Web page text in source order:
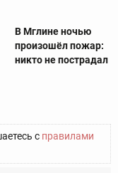
В Мглине ночью
произошёл пожар:
никто не пострадал
с правилами